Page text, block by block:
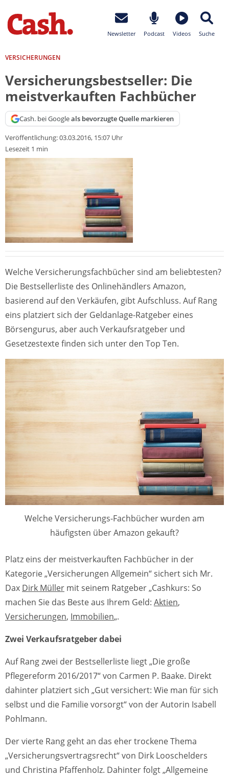
Newsletter Podcast Videos Suche
VERSICHERUNGEN
Versicherungsbestseller: Die
meistverkauften Fachbücher
Cash. bei Googleals bevorzugte Quelle markieren
Veröffentlichung:03.03.2016, 15:07 Uhr
Lesezeit 1 min
Welche Versicherungsfachbücher sind am beliebtesten?
Die Bestsellerliste des Onlinehändlers Amazon,
basierend auf den Verkäufen, gibt Aufschluss. Auf Rang
eins platziert sich der Geldanlage-Ratgeber eines
Börsengurus, aber auch Verkaufsratgeber und
Gesetzestexte finden sich unter den Top Ten.
Welche Versicherungs-Fachbücher wurden am
häufigsten über Amazon gekauft?
Platz eins der meistverkauften Fachbücher in der
Kategorie „Versicherungen Allgemein“ sichert sich Mr.
Dax Dirk Müller mit seinem Ratgeber „Cashkurs: So
machen Sie das Beste aus Ihrem Geld: Aktien,
Versicherungen, Immobilien„.
Zwei Verkaufsratgeber dabei
Auf Rang zwei der Bestsellerliste liegt „Die große
Pflegereform 2016/2017“ von Carmen P. Baake. Direkt
dahinter platziert sich „Gut versichert: Wie man für sich
selbst und die Familie vorsorgt“ von der Autorin Isabell
Pohlmann.
Der vierte Rang geht an das eher trockene Thema
„Versicherungsvertragsrecht“ von Dirk Looschelders
und Christina Pfaffenholz. Dahinter folgt „Allgemeine